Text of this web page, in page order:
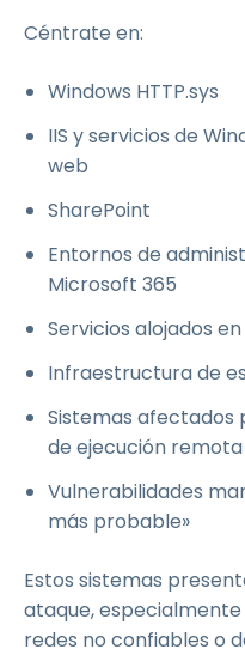
Céntrate en:
Windows HTTP.sys
IIS y servicios de
web
SharePoint
Entornos de
Microsoft 365
Servicios alojados
Infraestructura de
Sistemas afectados
de ejecución
Vulnerabilidades
más probable»
Estos sistemas
ataque,
redes no confiables o